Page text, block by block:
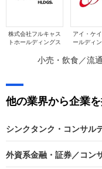
株式会社フルキャス
トホールディングス
アイ・ケ
ールディ
小売・飲食／流
他の業界から企業
シンクタンク・コンサル
外資系金融・証券／コン